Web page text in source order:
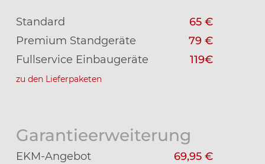
Standard
65 €
Premium Standgeräte
79 €
Fullservice Einbaugeräte
119€
zu den Lieferpaketen
Garantieerweiterung
EKM-Angebot 69,95 €